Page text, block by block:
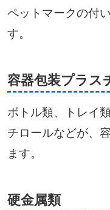
ペットマークの付
す。
容器包装プラス
ボトル類、トレイ
チロールなどが、
ます。
硬金属類